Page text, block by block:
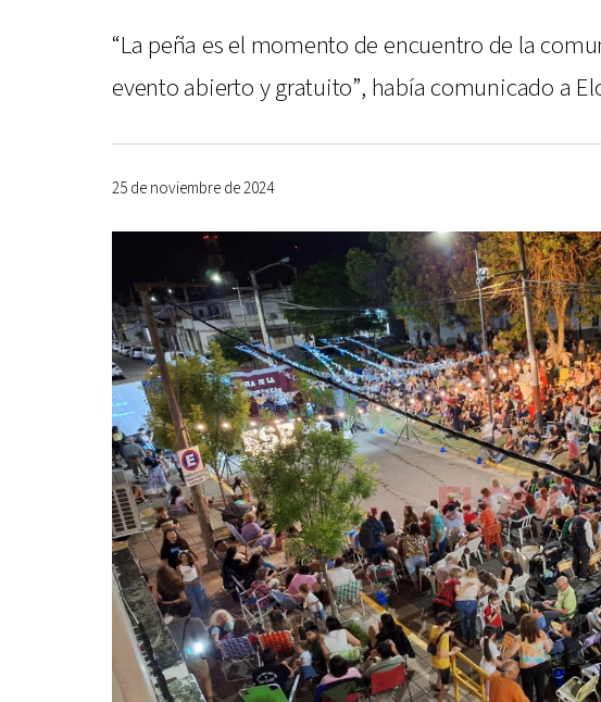
“La peña es el momento de encuentro de la
evento abierto y gratuito”, había comunicado a
25 de noviembre de 2024